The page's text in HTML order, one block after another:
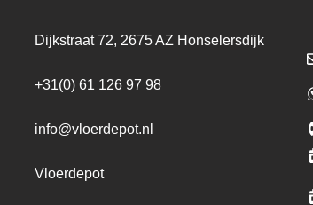
Dijkstraat 72, 2675 AZ Honselersdijk
+31(0) 61 126 97 98
info@vloerdepot.nl
Vloerdepot